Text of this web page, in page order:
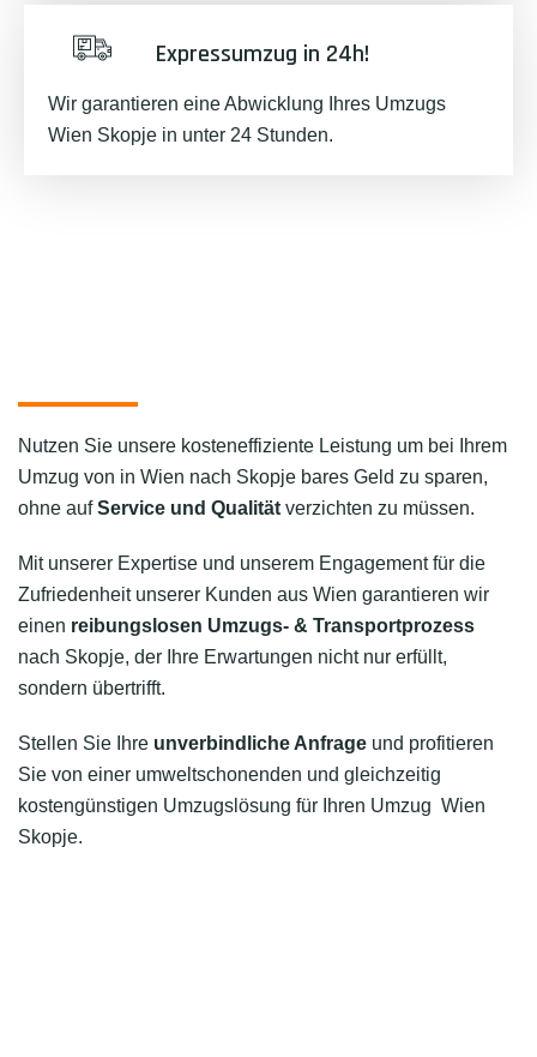
Expressumzug in 24h!
Wir garantieren eine Abwicklung Ihres Umzugs
Wien Skopje in unter 24 Stunden.
Nutzen Sie unsere kosteneffiziente Leistung um bei Ihrem
Umzug von in Wien nach Skopje bares Geld zu sparen,
ohne aufService und Qualität verzichten zu müssen.
Mit unserer Expertise und unserem Engagement für die
Zufriedenheit unserer Kunden aus Wien garantieren wir
einen reibungslosen Umzugs- & Transportprozess
nach Skopje, der Ihre Erwartungen nicht nur erfüllt,
sondern übertrifft.
Stellen Sie Ihre unverbindliche Anfrage und profitieren
Sie von einer umweltschonenden und gleichzeitig
kostengünstigen Umzugslösung für Ihren Umzug Wien
Skopje.